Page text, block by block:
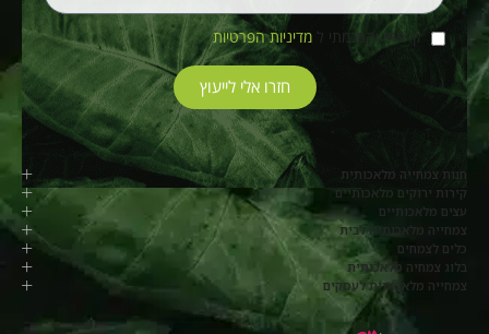
קראתי והסכמתי ל מדיניות הפרטיות
חזרו אלי לייעוץ
חנות צמחייה מלאכותית
קירות ירוקים מלאכותיים
עצים מלאכותיים
צמחייה מלאכותית לבית
כלים לצמחים
בלוג צמחיה מלאכותית
צמחייה מלאכותית לעסקים